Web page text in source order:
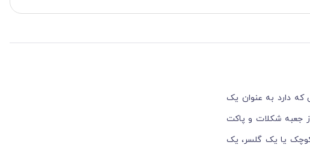
دارد به عنوان یک
جعبه شکلات و پاکت
کوچک یا یک گلسر، یک